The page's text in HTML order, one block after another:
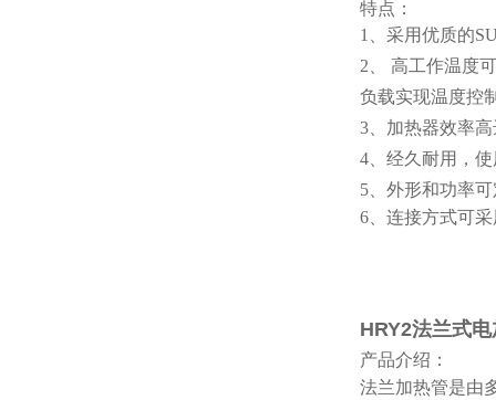
特点：
1、采用优质的
2、 高工作温度
负载实现温度控
3、加热器效率
4、经久耐用，
5、外形和功率
6、连接方式可
HRY2法兰式
产品介绍：
法兰加热管是由